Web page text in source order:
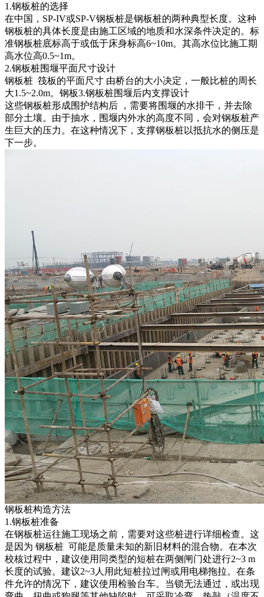
1.钢板桩的选择
在中国，SP-IV或SP-V钢板桩是钢板桩的两种典型长度。这种
钢板桩的具体长度是由施工区域的地质和水深条件决定的。标
准钢板桩底标高于或低于床身标高6~10m。其高水位比施工期
高水位高0.5~1m。
2.钢板桩围堰平面尺寸设计
钢板桩 筏板的平面尺寸 由桥台的大小决定，一般比桩的周长
大1.5~2.0m。钢板3.钢板桩围堰后内支撑设计
这些钢板桩形成围护结构后 ，需要将围堰的水排干，并去除
部分土壤。由于抽水，围堰内外水的高度不同，会对钢板桩产
生巨大的压力。在这种情况下，支撑钢板桩以抵抗水的侧压是
下一步。
钢板桩构造方法
1.钢板桩准备
在钢板桩运往施工现场之前，需要对这些桩进行详细检查。这
是因为 钢板桩 可能是质量未知的新旧材料的混合物。在本次
校核过程中，建议使用同类型的短桩在两侧闸门处进行2~3 m
长度的试验。建议2~3人用此短桩拉过闸或用电梯拖拉。在条
件允许的情况下，建议使用检验台车。当锁无法通过，或出现